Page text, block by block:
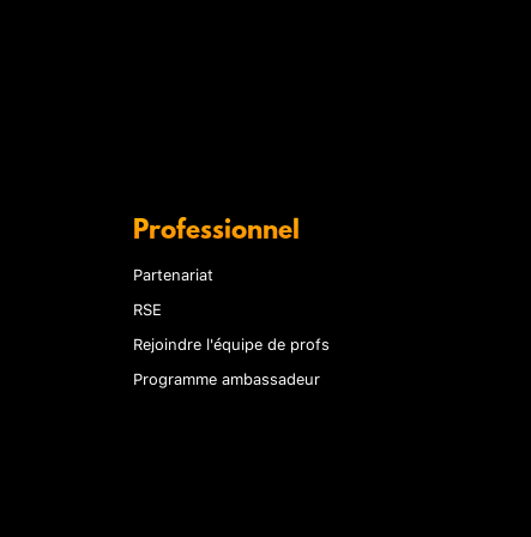
Professionnel
Partenariat
RSE
Rejoindre l'équipe de profs
Programme ambassadeur